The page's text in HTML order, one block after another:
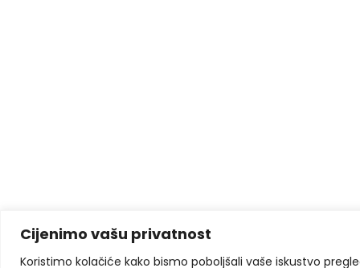
Cijenimo vašu privatnost
Koristimo kolačiće kako bismo poboljšali vaše iskustvo